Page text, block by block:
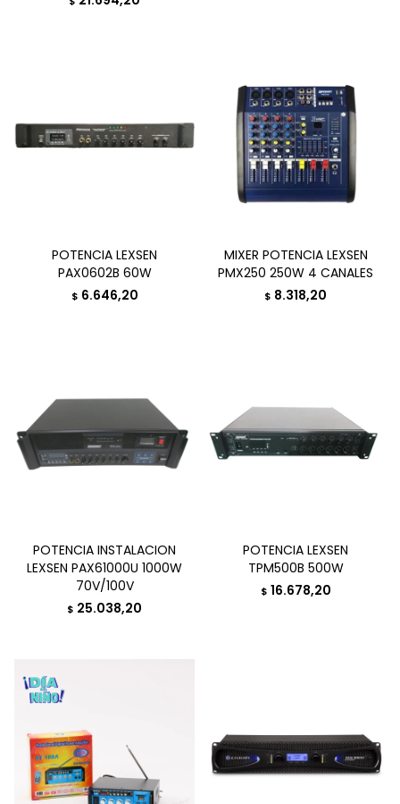
POTENCIA LEXSEN
PAX0602B 60W
$ 6.646,20
MIXER POTENCIA LEXSEN
PMX250 250W 4 CANALES
$ 8.318,20
POTENCIA INSTALACION
LEXSEN PAX61000U 1000W
70V/100V
$ 25.038,20
POTENCIA LEXSEN
TPM500B 500W
$ 16.678,20